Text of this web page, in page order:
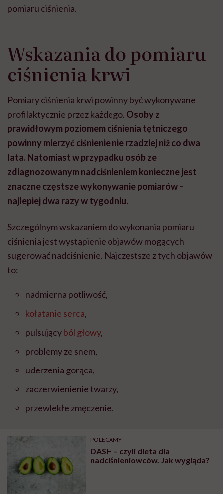
pomiaru ciśnienia.
Wskazania do pomiaru
ciśnienia krwi
Pomiary ciśnienia krwi powinny być wykonywane
profilaktycznie przez każdego. Osoby z
prawidłowym poziomem ciśnienia tętniczego
powinny mierzyć ciśnienie nie rzadziej niż co dwa
lata. Natomiast w przypadku osób ze
zdiagnozowanym nadciśnieniem konieczne jest
znaczne częstsze wykonywanie pomiarów –
najlepiej dwa razy w tygodniu.
Szczególnym wskazaniem do wykonania pomiaru
ciśnienia jest wystąpienie objawów mogących
sugerować nadciśnienie. Najczęstsze z tych objawów
to:
nadmierna potliwość,
kołatanie serca,
pulsującyból głowy,
problemy ze snem,
uderzenia gorąca,
zaczerwienienie twarzy,
przewlekłe zmęczenie.
POLECAMY
DASH – czyli dieta dla
nadciśnieniowców. Jak wygląda?